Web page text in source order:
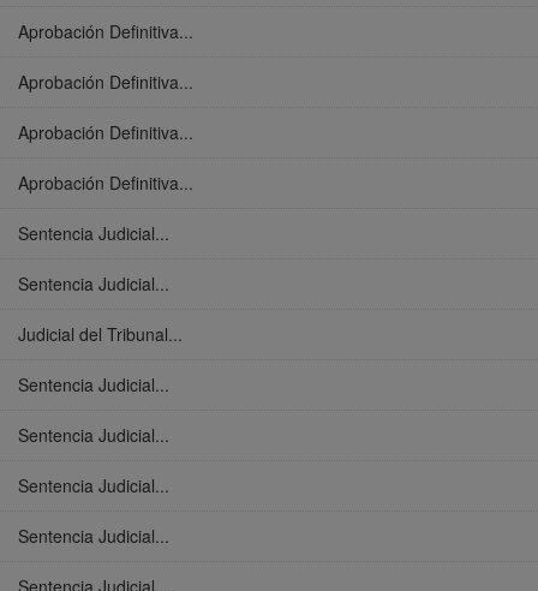
Aprobación Definitiva...
Aprobación Definitiva...
Aprobación Definitiva...
Aprobación Definitiva...
Sentencia Judicial...
Sentencia Judicial...
Judicial del Tribunal...
Sentencia Judicial...
Sentencia Judicial...
Sentencia Judicial...
Sentencia Judicial...
Sentencia Judicial...